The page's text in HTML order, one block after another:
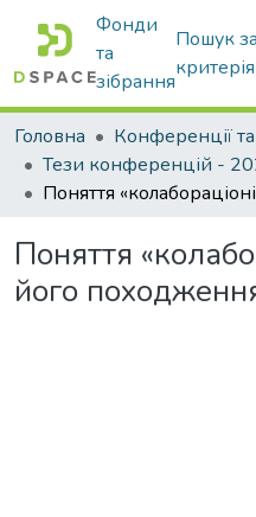
Фонди
та
зібрання
Пошук за
Головна
Тези конференцій -
Поняття
його